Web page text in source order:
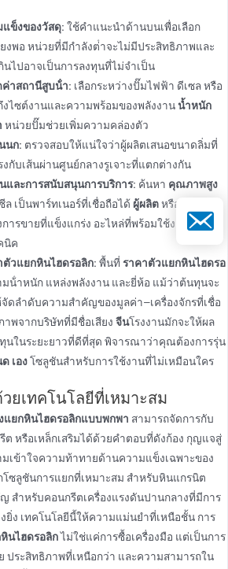
ข็งของวัสดุ: ใช้คําแนะนําด้านบนเพื่อเลือก
งพอ หน่วยที่มีกําลังต่ําจะไม่มีประสิทธิภาพและ
ไปอาจเป็นการลงทุนที่ไม่จําเป็น
าสถานีสูบน้ํา: เลือกระหว่างปั๊มไฟฟ้า ดีเซล หรือ
งไซต์งานและความพร้อมของพลังงานน้ำหนัก
หน่วยปั๊มช่วยเพิ่มความคล่องตัว
นก: ตรวจสอบให้แน่ใจว่าผู้ผลิตเสนอขนาดลิ่มที่
กับเส้นผ่านศูนย์กลางรูเจาะที่แตกต่างกัน
และการสนับสนุนการบริการ: ค้นหา คุณภาพสูง
ล เป็นพาร์ทเนอร์ที่เชื่อถือได้ ผู้ผลิตหรือ
ารขายที่แข็งแกร่ง อะไหล่ที่พร้อมใช้งาน และ
นิค
วแยกหินไฮดรอลิก: พื้นที่ราคาตัวแยกหินไฮดรอ
น้ําหนัก แหล่งพลังงาน และยี่ห้อ แม้ว่าต้นทุนจะ
ดลําดับความสําคัญของมูลค่า—เครื่องจักรที่เชื่อ
าพจากบริษัทที่มีชื่อเสียงจีนโรงงานมักจะให้ผล
นในระยะยาวที่ดีที่สุด พิจารณาว่าคุณต้องการรุ่น
เองโซลูชันสําหรับการใช้งานที่ไม่เหมือนใคร
ยเทคโนโลยีที่เหมาะสม
แยกหินไฮดรอลิกแบบพกพา สามารถจัดการกับ
ต หรือเหล็กเสริมได้ด้วยคําตอบที่ดังก้อง กุญแจสู่
เข้าใจความท้าทายด้านความแข็งเฉพาะของ
ซลูชันการแยกที่เหมาะสม สําหรับหินแกรนิต
สําหรับคอนกรีตเครื่องแรงดันปานกลางที่มีการ
ยิ่ง เทคโนโลยีนี้ให้ความแม่นยําที่เหนือชั้น การ
นไฮดรอลิกไม่ใช่แค่การซื้อเครื่องมือ แต่เป็นการ
ประสิทธิภาพที่เหนือกว่า และความสามารถใน
อีเมล